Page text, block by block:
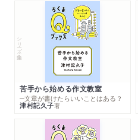
シリーズ・全集
苦手から始める作文教室
─文章が書けたらいいことはある？
津村記久子著